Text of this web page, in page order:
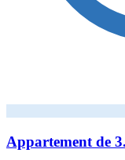
Appartement de